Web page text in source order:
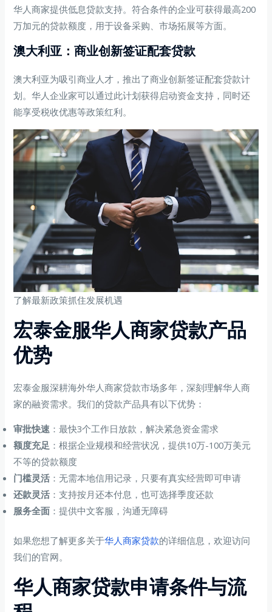
华人商家提供低息贷款支持。符合条件的企业可获得最高200
万加元的贷款额度，用于设备采购、市场拓展等方面。
澳大利亚：商业创新签证配套贷款
澳大利亚为吸引商业人才，推出了商业创新签证配套贷款计
划。华人企业家可以通过此计划获得启动资金支持，同时还
能享受税收优惠等政策红利。
了解最新政策抓住发展机遇
宏泰金服华人商家贷款产品
优势
宏泰金服深耕海外华人商家贷款市场多年，深刻理解华人商
家的融资需求。我们的贷款产品具有以下优势：
审批快速 ：最快3个工作日放款，解决紧急资金需求
额度充足 ：根据企业规模和经营状况，提供10万-100万美元
不等的贷款额度
门槛灵活 ：无需本地信用记录，只要有真实经营即可申请
还款灵活 ：支持按月还本付息，也可选择季度还款
服务全面 ：提供中文客服，沟通无障碍
如果您想了解更多关于华人商家贷款的详细信息，欢迎访问
我们的官网。
华人商家贷款申请条件与流